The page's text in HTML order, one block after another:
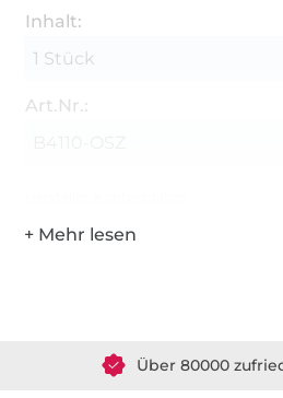
Inhalt:
1 Stück
Art.Nr.: